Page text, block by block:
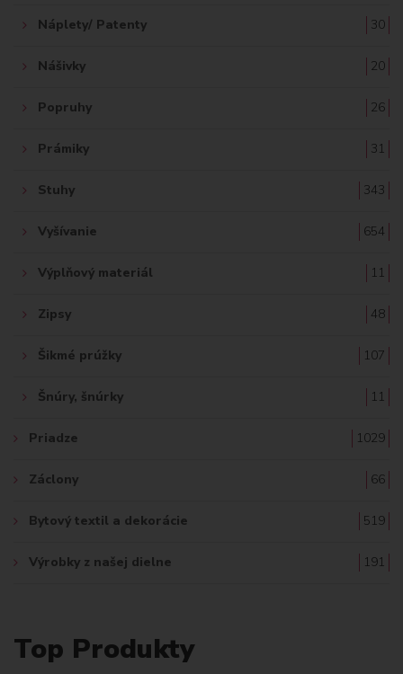
Náplety/ Patenty 30
Nášivky 20
Popruhy 26
Prámiky 31
Stuhy 343
Vyšívanie 654
Výplňový materiál 11
Zipsy 48
Šikmé prúžky 107
Šnúry, šnúrky 11
Priadze 1029
Záclony 66
Bytový textil a dekorácie 519
Výrobky z našej dielne 191
Top Produkty